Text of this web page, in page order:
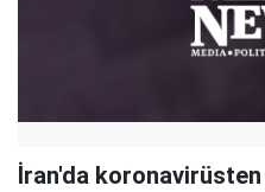
İran'da koronavirüsten